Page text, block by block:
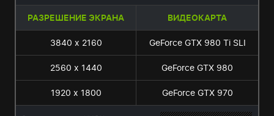
РАЗРЕШЕНИЕ ЭКРАНА ВИДЕОКАРТА
3840 x 2160 GeForce GTX 980 Ti SLI
2560 x 1440 GeForce GTX 980
1920 x 1800 GeForce GTX 970